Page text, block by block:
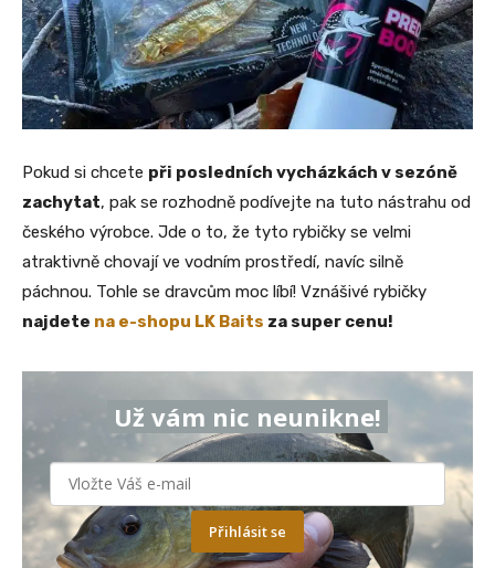
Pokud si chcete při posledních vycházkách v sezóně
zachytat, pak se rozhodně podívejte na tuto nástrahu od
českého výrobce. Jde o to, že tyto rybičky se velmi
atraktivně chovají ve vodním prostředí, navíc silně
páchnou. Tohle se dravcům moc líbí! Vznášivé rybičky
najdete na e-shopu LK Baits za super cenu!
Už vám nic neunikne!
Přihlásit se